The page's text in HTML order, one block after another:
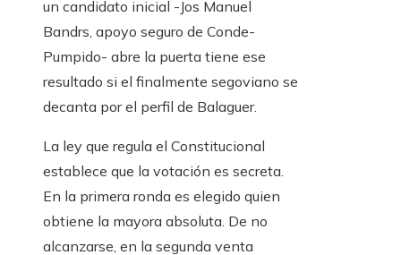
un candidato inicial -Jos Manuel
Bandrs, apoyo seguro de Conde-
Pumpido- abre la puerta tiene ese
resultado si el finalmente segoviano se
decanta por el perfil de Balaguer.
La ley que regula el Constitucional
establece que la votación es secreta.
En la primera ronda es elegido quien
obtiene la mayora absoluta. De no
alcanzarse, en la segunda venta